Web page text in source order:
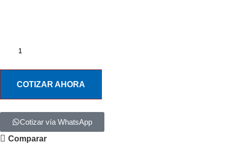
COTIZAR AHORA
Cotizar vía WhatsApp
Comparar